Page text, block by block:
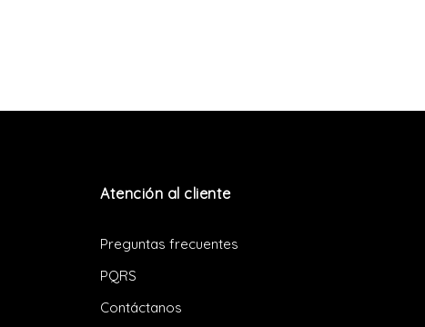
Atención al cliente
Preguntas frecuentes
PQRS
Contáctanos